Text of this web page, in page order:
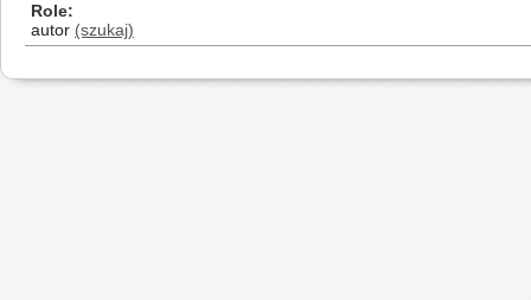
Role
autor (szukaj)